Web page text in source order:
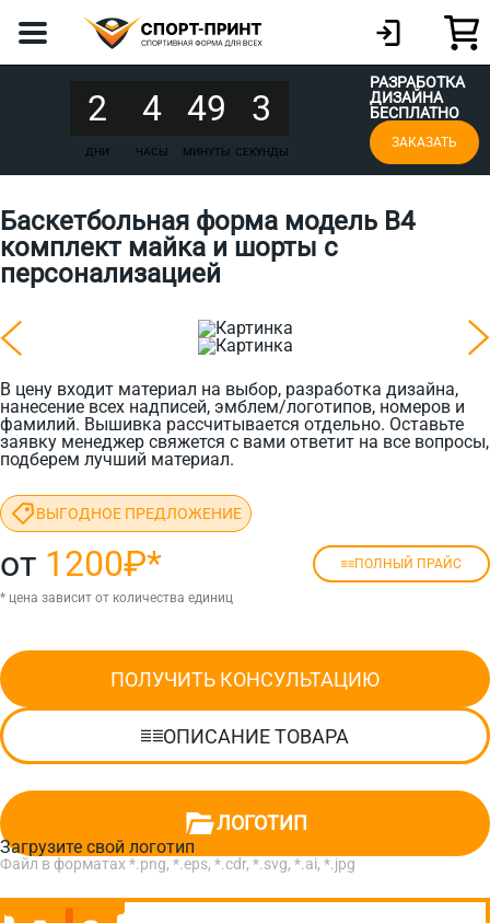
2
ДНИ
4
ЧАСЫ
49
МИНУТЫ
3
СЕКУНДЫ
РАЗРАБОТКА
ДИЗАЙНА
БЕСПЛАТНО
ЗАКАЗАТЬ
Баскетбольная форма модель B4
комплект майка и шорты с
персонализацией
В цену входит материал на выбор, разработка дизайна,
нанесение всех надписей, эмблем/логотипов, номеров и
фамилий. Вышивка рассчитывается отдельно. Оставьте
заявку менеджер свяжется с вами ответит на все вопросы,
подберем лучший материал.
ВЫГОДНОЕ ПРЕДЛОЖЕНИЕ
от 1200₽* ПОЛНЫЙ ПРАЙС
* цена зависит от количества единиц
ПОЛУЧИТЬ КОНСУЛЬТАЦИЮ
ОПИСАНИЕ ТОВАРА
ЛОГОТИП
Загрузите свой логотип
Файл в форматах *.png, *.eps, *.cdr, *.svg, *.ai, *.jpg